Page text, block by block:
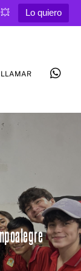
Lo quiero
LLAMAR